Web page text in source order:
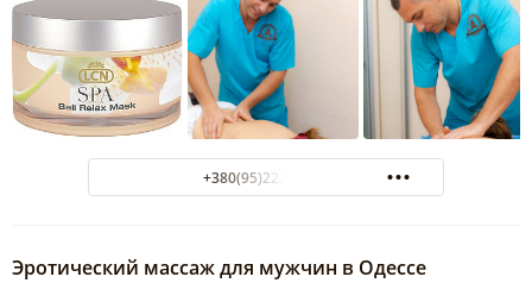
+380(95)222-01-00
Эротический массаж для мужчин в Одессе